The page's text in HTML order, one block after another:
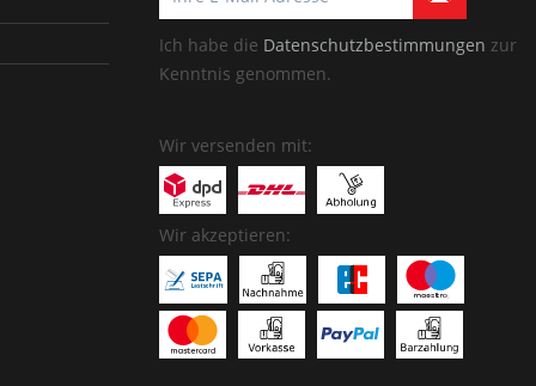
Ich habe die Datenschutzbestimmungen zur
Kenntnis genommen.
Wir versenden mit:
Wir akzeptieren: